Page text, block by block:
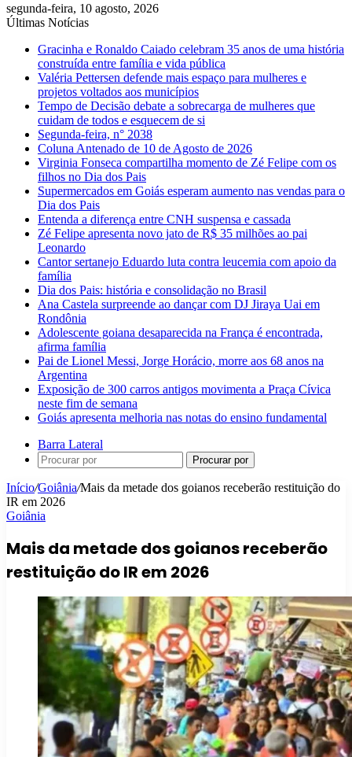
segunda-feira, 10 agosto, 2026
Últimas Notícias
Gracinha e Ronaldo Caiado celebram 35 anos de uma história
construída entre família e vida pública
Valéria Pettersen defende mais espaço para mulheres e
projetos voltados aos municípios
Tempo de Decisão debate a sobrecarga de mulheres que
cuidam de todos e esquecem de si
Segunda-feira, n° 2038
Coluna Antenado de 10 de Agosto de 2026
Virginia Fonseca compartilha momento de Zé Felipe com os
filhos no Dia dos Pais
Supermercados em Goiás esperam aumento nas vendas para o
Dia dos Pais
Entenda a diferença entre CNH suspensa e cassada
Zé Felipe apresenta novo jato de R$ 35 milhões ao pai
Leonardo
Cantor sertanejo Eduardo luta contra leucemia com apoio da
família
Dia dos Pais: história e consolidação no Brasil
Ana Castela surpreende ao dançar com DJ Jiraya Uai em
Rondônia
Adolescente goiana desaparecida na França é encontrada,
afirma família
Pai de Lionel Messi, Jorge Horácio, morre aos 68 anos na
Argentina
Exposição de 300 carros antigos movimenta a Praça Cívica
neste fim de semana
Goiás apresenta melhoria nas notas do ensino fundamental
Barra Lateral
Procurar por
Início/Goiânia/Mais da metade dos goianos receberão restituição do
IR em 2026
Goiânia
Mais da metade dos goianos receberão
restituição do IR em 2026